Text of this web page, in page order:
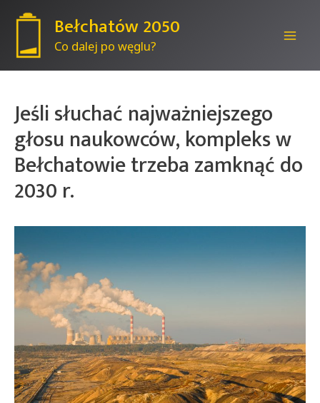
Bełchatów 2050
Co dalej po węglu?
Jeśli słuchać najważniejszego
głosu naukowców, kompleks w
Bełchatowie trzeba zamknąć do
2030 r.